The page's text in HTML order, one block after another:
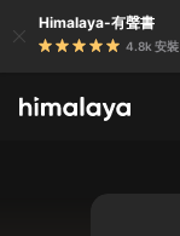
Himalaya-有聲書
4.8k 安裝